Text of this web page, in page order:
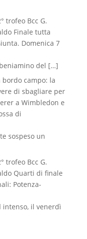
trofeo Bcc G.
Finale tutta
Domenica 7
del […]
bordo campo: la
di sbagliare per
a Wimbledon e
di
sospeso un
trofeo Bcc G.
Quarti di finale
Potenza-
intenso, il venerdì